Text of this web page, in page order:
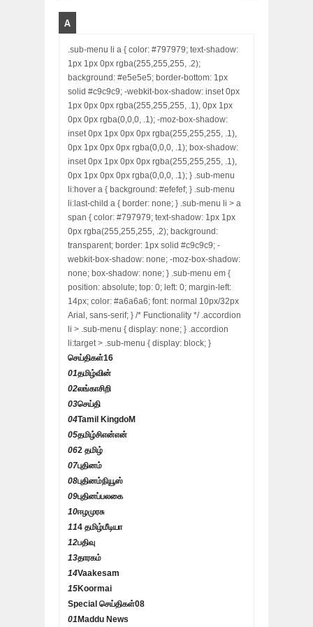
A
.sub-menu li a { color: #797979; text-shadow:
1px 1px 0px rgba(255,255,255, .2);
background: #e5e5e5; border-bottom: 1px
solid #c9c9c9; -webkit-box-shadow: inset 0px
1px 0px 0px rgba(255,255,255, .1), 0px 1px
0px 0px rgba(0,0,0, .1); -moz-box-shadow:
inset 0px 1px 0px 0px rgba(255,255,255, .1),
0px 1px 0px 0px rgba(0,0,0, .1); box-shadow:
inset 0px 1px 0px 0px rgba(255,255,255, .1),
0px 1px 0px 0px rgba(0,0,0, .1); } .sub-menu
li:hover a { background: #efefef; } .sub-menu
li:last-child a { border: none; } .sub-menu li > a
span { color: #797979; text-shadow: 1px 1px
0px rgba(255,255,255, .2); background:
transparent; border: 1px solid #c9c9c9; -
webkit-box-shadow: none; -moz-box-shadow:
none; box-shadow: none; } .sub-menu em {
position: absolute; top: 0; left: 0; margin-left:
14px; color: #a6a6a6; font: normal 10px/32px
Arial, sans-serif; } /* Functionality */ .accordion
li > .sub-menu { display: none; } .accordion
li:target > .sub-menu { display: block; }
செய்திகள்16
01தமிழ்வின்
02லங்காசிறி
03செய்தி
04Tamil KingdoM
05தமிழ்சிஎன்என்
062 தமிழ்
07புதினம்
08புதினம்நியூஸ்
09புதினப்பலகை
10ஈழமுரசு
114 தமிழ்மீடியா
12பதிவு
13தாரகம்
14Vaakesam
15Koormai
Special செய்திகள்08
01 Maddu News